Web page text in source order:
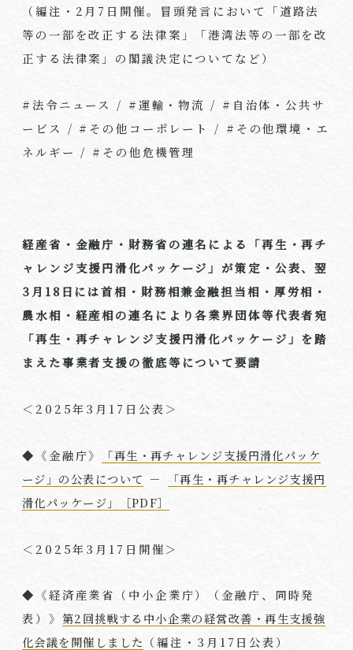
（編注・ 2 月 7 日開催。冒頭発言において「道路法
等の一部を改正する法律案」「港湾法等の一部を改
正する法律案」の閣議決定についてなど）
#法令ニュース / #運輸・物流 / #自治体・公共サ
ービス / # その他コーポレート / # その他環境・エ
ネルギー / # その他危機管理
経産省・金融庁・財務省の連名による「再生・再チ
ャレンジ支援円滑化パッケージ」が策定・公表、翌
3月 18 日には首相・財務相兼金融担当相・厚労相・
農水相・経産相の連名により各業界団体等代表者宛
「再生・再チャレンジ支援円滑化パッケージ」を踏
まえた事業者支援の徹底等について要請
＜ 2025年3 月 17 日公表＞
◆《金融庁》
「再生・再チャレンジ支援円滑化パッケ
ージ」の公表について －
「再生・再チャレンジ支援円
滑化パッケージ」［PDF］
＜ 2025年3 月 17 日開催＞
◆《経済産業省（中小企業庁）（金融庁、同時発
表）》 第2回挑戦する中小企業の経営改善・再生支援強
化会議を開催しました （編注・ 3 月 17 日公表）